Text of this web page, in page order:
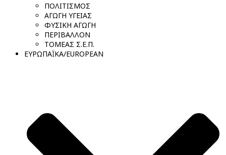
ΠΟΛΙΤΙΣΜΟΣ
ΑΓΩΓΗ ΥΓΕΙΑΣ
ΦΥΣΙΚΗ ΑΓΩΓΗ
ΠΕΡΙΒΑΛΛΟΝ
ΤΟΜΕΑΣ Σ.Ε.Π.
ΕΥΡΩΠΑΪΚΑ/EUROPEAN